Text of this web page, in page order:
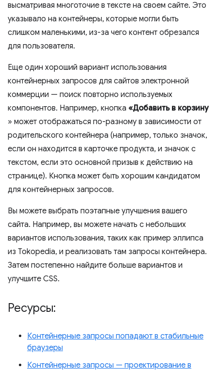
высматривая многоточие в тексте на своем сайте. Это
указывало на контейнеры, которые могли быть
слишком маленькими, из-за чего контент обрезался
для пользователя.
Еще один хороший вариант использования
контейнерных запросов для сайтов электронной
коммерции — поиск повторно используемых
компонентов. Например, кнопка «Добавить в корзину
» может отображаться по-разному в зависимости от
родительского контейнера (например, только значок,
если он находится в карточке продукта, и значок с
текстом, если это основной призыв к действию на
странице). Кнопка может быть хорошим кандидатом
для контейнерных запросов.
Вы можете выбрать поэтапные улучшения вашего
сайта. Например, вы можете начать с небольших
вариантов использования, таких как пример эллипса
из Tokopedia, и реализовать там запросы контейнера.
Затем постепенно найдите больше вариантов и
улучшите CSS.
Ресурсы:
Контейнерные запросы попадают в стабильные
браузеры
Контейнерные запросы — проектирование в